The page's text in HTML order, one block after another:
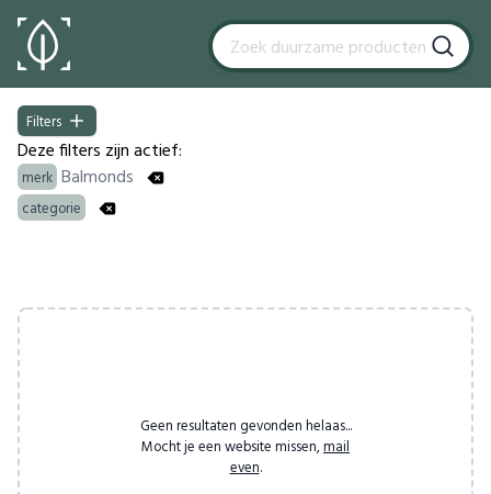
Filters
Filters
Deze filters zijn actief:
merk Balmonds
categorie
Geen resultaten gevonden helaas...
Mocht je een website missen, mail
even.